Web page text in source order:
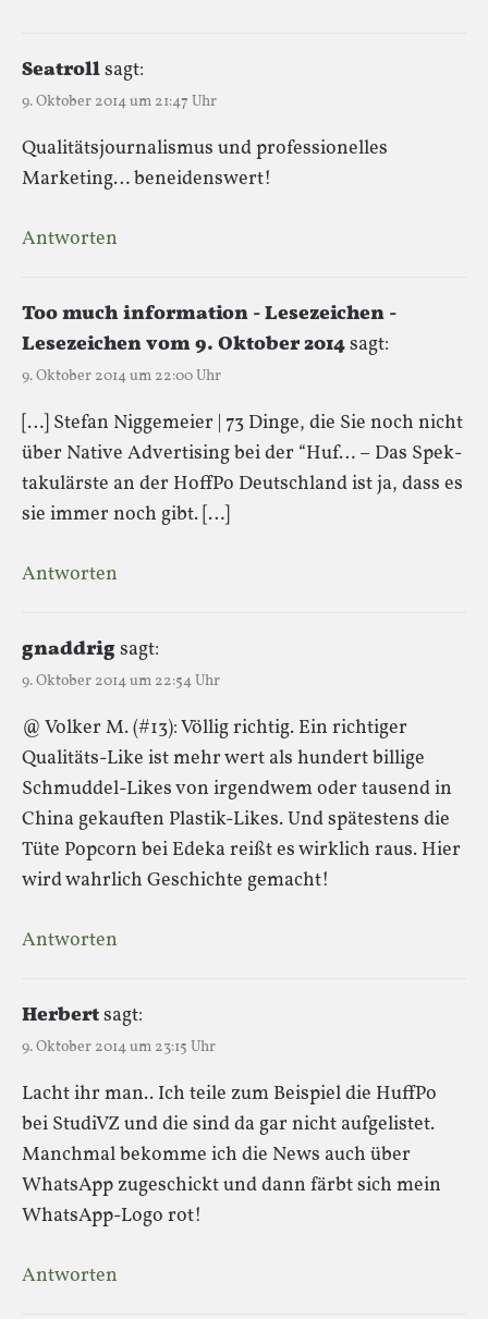
Seatrollsagt:
9. Oktober 2014 um 21:47 Uhr
Qualitätsjournalismus und professionelles
Marketing… beneidenswert!
Antworten
Too much information - Lesezeichen -
Lesezeichen vom 9. Oktober 2014sagt:
9. Oktober 2014 um 22:00 Uhr
[…] Ste­fan Nig­ge­meier | 73 Dinge, die Sie noch nicht
über Native Adver­ti­sing bei der “Huf­… – Das Spek­
ta­ku­lärste an der HoffPo Deutsch­land ist ja, dass es
sie immer noch gibt. […]
Antworten
gnaddrigsagt:
9. Oktober 2014 um 22:54 Uhr
@ Volker M. (#13): Völlig richtig. Ein richtiger
Qualitäts-Like ist mehr wert als hundert billige
Schmuddel-Likes von irgendwem oder tausend in
China gekauften Plastik-Likes. Und spätestens die
Tüte Popcorn bei Edeka reißt es wirklich raus. Hier
wird wahrlich Geschichte gemacht!
Antworten
Herbertsagt:
9. Oktober 2014 um 23:15 Uhr
Lacht ihr man.. Ich teile zum Beispiel die HuffPo
bei StudiVZ und die sind da gar nicht aufgelistet.
Manchmal bekomme ich die News auch über
WhatsApp zugeschickt und dann färbt sich mein
WhatsApp-Logo rot!
Antworten